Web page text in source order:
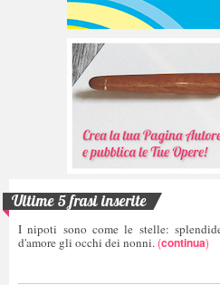
Ultime 5 frasi inserite
I nipoti sono come le stelle:
d'amore gli occhi dei nonni. (continua)